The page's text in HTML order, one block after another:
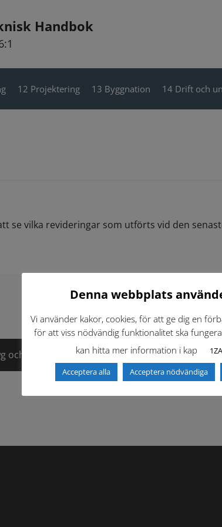
Handbok
12 Projektering 13 Byggnation 14 Drift och
se vilka revideringar som utförts vid den
och pdf) Dokumentbibliotek
Denna webbplats
Vi använder kakor, cookies, för att ge dig en
för att viss nödvändig funktionalitet ska
kan hitta mer information i kap
Acceptera alla Acceptera nödvändiga